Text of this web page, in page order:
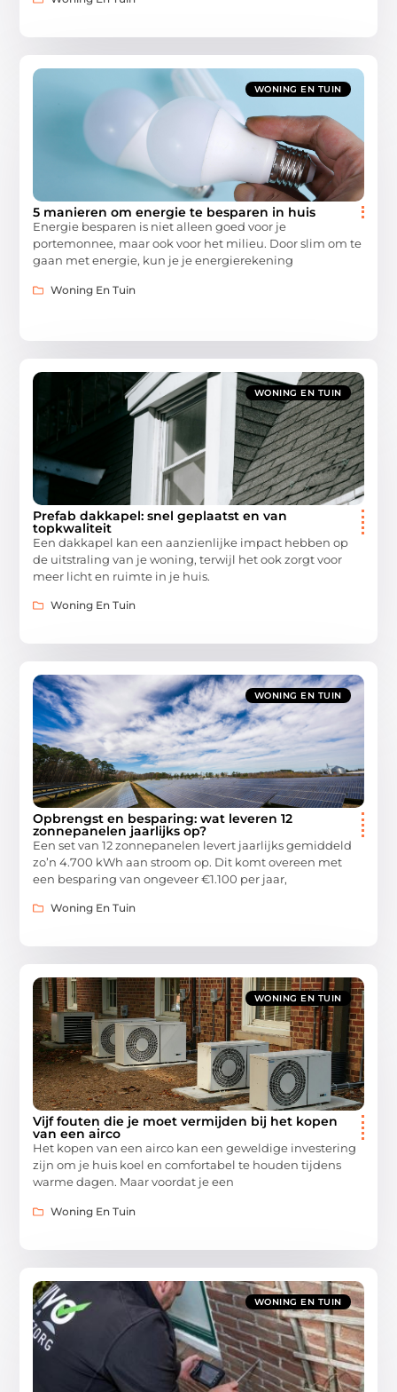
WONING EN TUIN
5 manieren om energie te besparen in huis
Energie besparen is niet alleen goed voor je
portemonnee, maar ook voor het milieu. Door slim om te
gaan met energie, kun je je energierekening
Woning En Tuin
WONING EN TUIN
Prefab dakkapel: snel geplaatst en van
topkwaliteit
Een dakkapel kan een aanzienlijke impact hebben op
de uitstraling van je woning, terwijl het ook zorgt voor
meer licht en ruimte in je huis.
Woning En Tuin
WONING EN TUIN
Opbrengst en besparing: wat leveren 12
zonnepanelen jaarlijks op?
Een set van 12 zonnepanelen levert jaarlijks gemiddeld
zo’n 4.700 kWh aan stroom op. Dit komt overeen met
een besparing van ongeveer €1.100 per jaar,
Woning En Tuin
WONING EN TUIN
Vijf fouten die je moet vermijden bij het kopen
van een airco
Het kopen van een airco kan een geweldige investering
zijn om je huis koel en comfortabel te houden tijdens
warme dagen. Maar voordat je een
Woning En Tuin
WONING EN TUIN